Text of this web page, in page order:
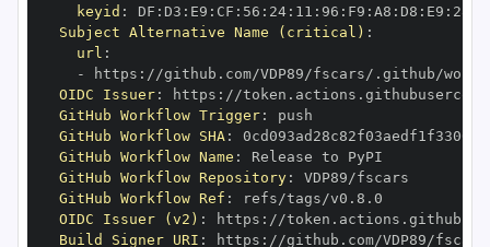
keyid : DF : D3 : E9 : CF : 56 : 24: 11 : 96 : F9 : A8 : D8 : E9 : 28
Subject Alternative Name (critical) :
url :
-
https :
OIDC Issuer: https :
GitHub Workflow Trigger:
GitHub Workflow SHA:
GitHub Workflow Name :
GitHub Workflow Repository:
GitHub Workflow Ref :
OIDC Issuer (v2) : https :
Build Signer URI : https :